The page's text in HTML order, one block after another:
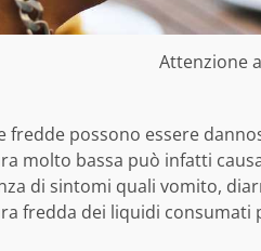
Attenzione
fredde possono essere
molto bassa può infatti
di sintomi quali vomito,
fredda dei liquidi consumati